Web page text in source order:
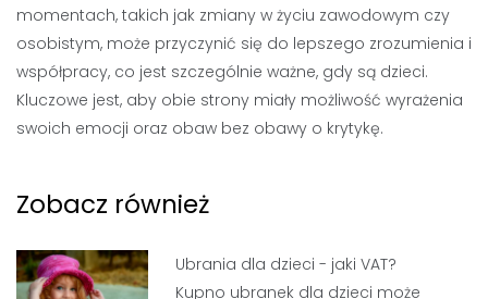
momentach, takich jak zmiany w życiu zawodowym czy
osobistym, może przyczynić się do lepszego zrozumienia i
współpracy, co jest szczególnie ważne, gdy są dzieci.
Kluczowe jest, aby obie strony miały możliwość wyrażenia
swoich emocji oraz obaw bez obawy o krytykę.
Zobacz również
Ubrania dla dzieci - jaki VAT?
Kupno ubranek dla dzieci może